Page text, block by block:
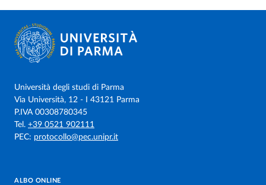
Università degli studi di Parma
Via Università, 12 - I 43121 Parma
P.IVA 00308780345
Tel. +39 0521 902111
PEC: protocollo@pec.unipr.it
ALBO ONLINE